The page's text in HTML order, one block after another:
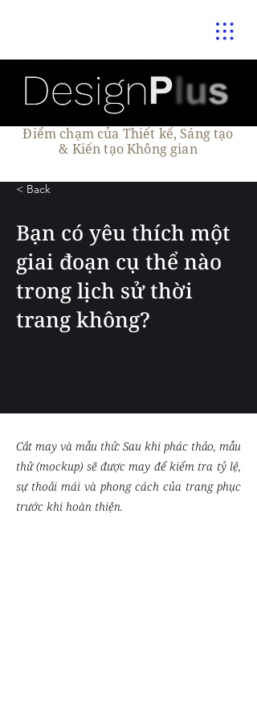
Điểm chạm của Thiết kế, Sáng tạo
& Kiến tạo Không gian
< Back
Bạn có yêu thích một
giai đoạn cụ thể nào
trong lịch sử thời
trang không?
Cắt may và mẫu thử: Sau khi phác thảo, mẫu
thử (mockup) sẽ được may để kiểm tra tỷ lệ,
sự thoải mái và phong cách của trang phục
trước khi hoàn thiện.